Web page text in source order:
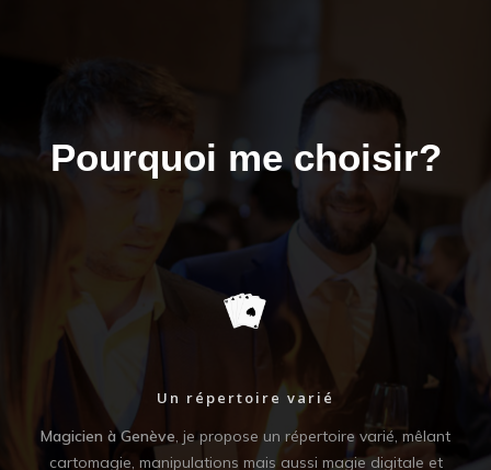
Pourquoi me choisir?
Un répertoire varié
Magicien à Genève, je propose un répertoire varié, mêlant
cartomagie, manipulations mais aussi magie digitale et